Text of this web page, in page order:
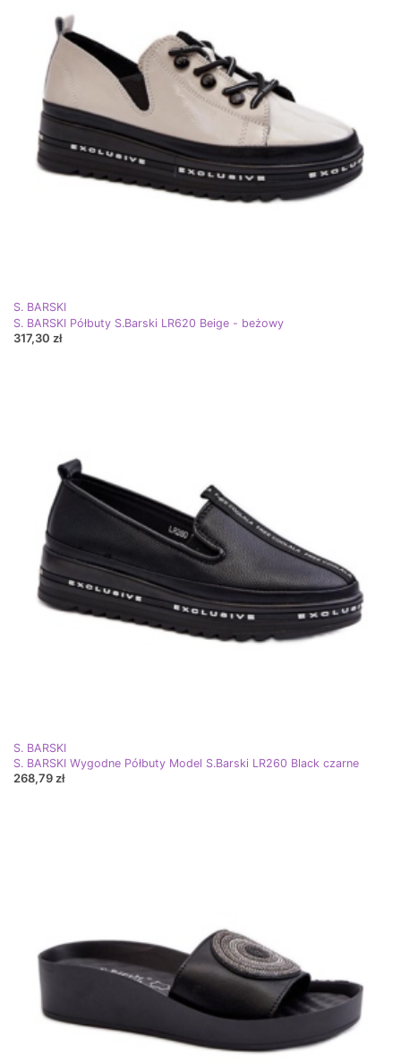
S. BARSKI
S. BARSKI Półbuty S.Barski LR620 Beige - beżowy
317,30 zł
S. BARSKI
S. BARSKI Wygodne Półbuty Model S.Barski LR260 Black czarne
268,79 zł